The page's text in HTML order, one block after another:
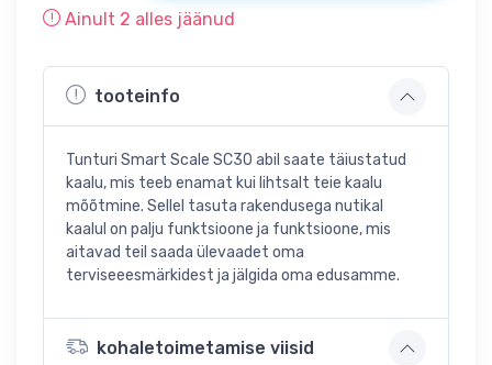
Ainult 2 alles jäänud
tooteinfo
Tunturi Smart Scale SC30 abil saate täiustatud
kaalu, mis teeb enamat kui lihtsalt teie kaalu
mõõtmine. Sellel tasuta rakendusega nutikal
kaalul on palju funktsioone ja funktsioone, mis
aitavad teil saada ülevaadet oma
terviseeesmärkidest ja jälgida oma edusamme.
kohaletoimetamise viisid